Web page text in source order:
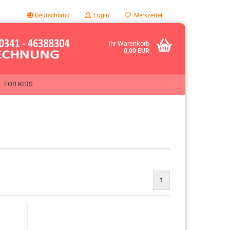
Deutschland Login Merkzettel
Ihr Warenkorb
0,00 EUR
FOR KIDS
1